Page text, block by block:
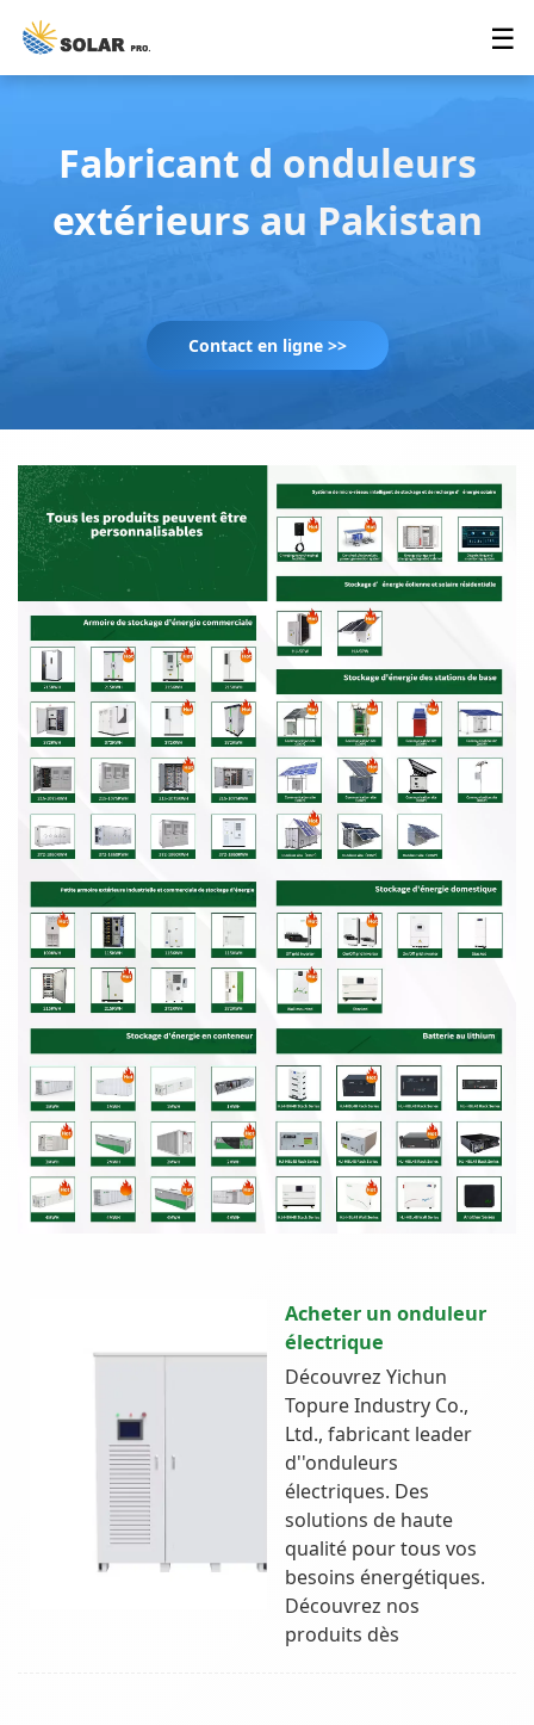
☰
Fabricant d onduleurs
extérieurs au Pakistan
Contact en ligne >>
Acheter un onduleur
électrique
Découvrez Yichun
Topure Industry Co.,
Ltd., fabricant leader
d''onduleurs
électriques. Des
solutions de haute
qualité pour tous vos
besoins énergétiques.
Découvrez nos
produits dès